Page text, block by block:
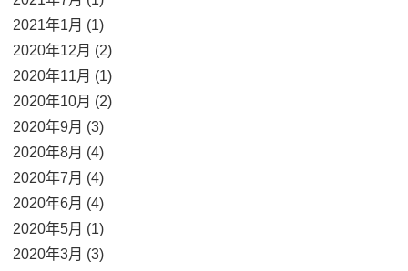
2021年1月 (1)
2020年12月 (2)
2020年11月 (1)
2020年10月 (2)
2020年9月 (3)
2020年8月 (4)
2020年7月 (4)
2020年6月 (4)
2020年5月 (1)
2020年3月 (3)